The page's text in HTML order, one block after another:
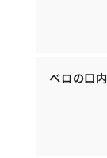
ベロの口